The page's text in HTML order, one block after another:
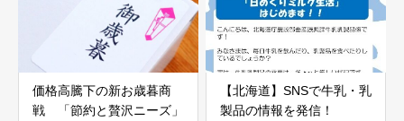
価格高騰下の新お歳暮商
戦 「節約と贅沢ニーズ」
【北海道】SNSで牛乳・乳
製品の情報を発信！